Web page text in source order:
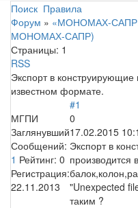
Поиск Правила
Форум » «МОНОМАХ-
МОНОМАХ-САПР)
Страницы: 1
RSS
Экспорт в
известном формате.
МГПИ
Заглянувший
Сообщений:
1 Рейтинг: 0
Регистрация:
22.11.2013
#1
0
17.02.2015
Экспорт в
"Unexpected
таким ?